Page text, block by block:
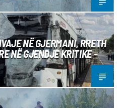
NË GJERMANI, RRETH
NË GJENDJE KRITIKE –